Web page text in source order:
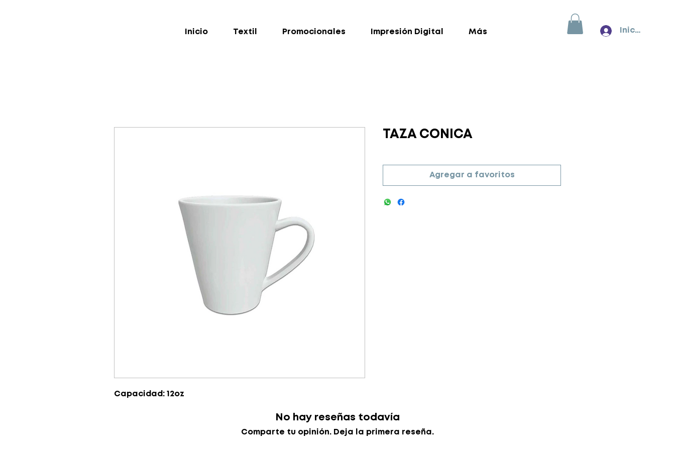
Inicio Textil Promocionales Impresión Digital Más Inicia sesión
Capacidad: 12oz
TAZA CONICA
Agregar a favoritos
No hay reseñas todavía
Comparte tu opinión. Deja la primera reseña.